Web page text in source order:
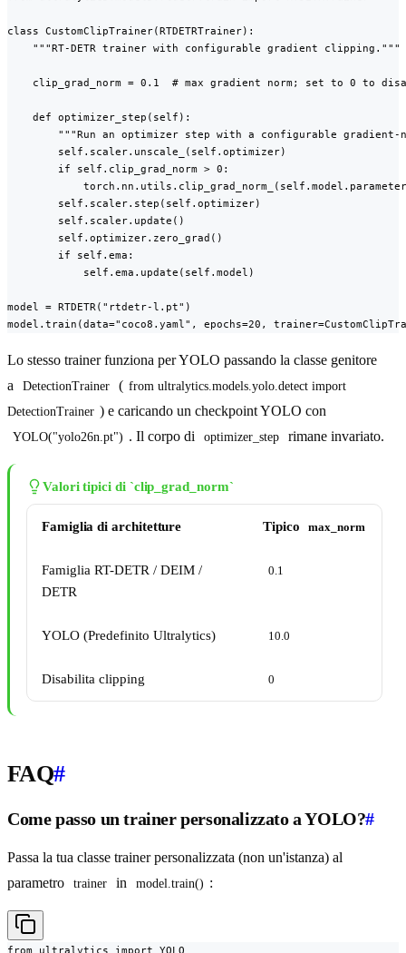
class CustomClipTrainer(RTDETRTrainer):
    """RT-DETR trainer with configurable gradient clipping."""
clip_grad_norm = 0.1  # max gradient norm; set to 0 to
    def optimizer_step(self):
"""Run an optimizer step with a configurable gradient-
        self.scaler.unscale_(self.optimizer)
        if self.clip_grad_norm > 0:
        self.scaler.step(self.optimizer)
        self.scaler.update()
        self.optimizer.zero_grad()
        if self.ema:
            self.ema.update(self.model)
model = RTDETR("rtdetr-l.pt")
model.train(data="coco8.yaml", epochs=20,
Lo stesso trainer funziona per YOLO passando la classe genitore
a
DetectionTrainer ( from ultralytics.models.yolo.detect import
DetectionTrainer ) e caricando un checkpoint YOLO con
YOLO("yolo26n.pt") . Il corpo di optimizer_step rimane invariato.
Valori tipici di `clip_grad_norm`
Famiglia di architetture Tipico max_norm
Famiglia RT-DETR / DEIM /
DETR
0.1
YOLO (Predefinito Ultralytics) 10.0
Disabilita clipping 0
FAQ#
Come passo un trainer personalizzato a YOLO?#
Passa la tua classe trainer personalizzata (non un'istanza) al
parametro
trainer in model.train() :